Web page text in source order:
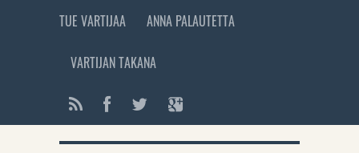
TUE VARTIJAA ANNA PALAUTETTA
VARTIJAN TAKANA